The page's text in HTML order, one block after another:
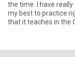
the time. I have
my best to practice
that it teaches in the